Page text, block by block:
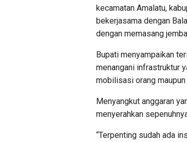
kecamatan Amalatu,
bekerjasama dengan
dengan memasang
Bupati menyampaikan
menangani infrastruktur
mobilisasi orang
Menyangkut anggaran
menyerahkan
“Terpenting sudah ada